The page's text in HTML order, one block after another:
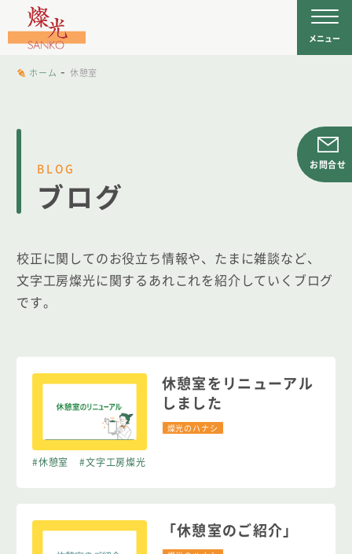
文字工房燦光 メニュー
お問合せ
ホーム - 休憩室
BLOG
ブログ
校正に関してのお役立ち情報や、たまに雑談など、
文字工房燦光に関するあれこれを紹介していくブログ
です。
休憩室をリニューアル
しました
燦光のハナシ
#休憩室 #文字工房燦光
「休憩室のご紹介」